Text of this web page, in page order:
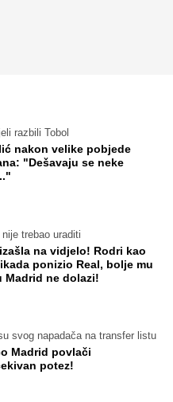
razbili Tobol
nakon velike pobjede
"Dešavaju se neke
trebao uraditi
na vidjelo! Rodri kao
ponizio Real, bolje mu
Madrid ne dolazi!
svog napadača na transfer listu
Madrid povlači
potez!